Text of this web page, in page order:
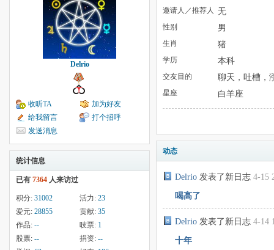
Delrio
收听TA
加为好友
给我留言
打个招呼
发送消息
统计信息
已有 7364 人来访过
积分: 31002 活力: 23
爱元: 28855 贡献: 35
作品: -- 吱票: 1
股票: -- 捐资: --
邀请人／推荐人 无
性别 男
生肖 猪
学历 本科
交友目的 聊天，吐槽，
星座 白羊座
动态
Delrio 发表了新日志 4-15
喝高了
Delrio 发表了新日志 4-14
十年